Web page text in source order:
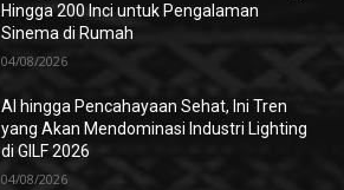
Hingga 200 Inci untuk Pengalaman
Sinema di Rumah
04/08/2026
AI hingga Pencahayaan Sehat, Ini Tren
yang Akan Mendominasi Industri Lighting
di GILF 2026
04/08/2026